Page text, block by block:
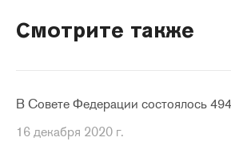
Смотрите также
В Совете Федерации состоялось
16 декабря 2020 г.